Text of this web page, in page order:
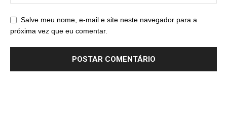
Salve meu nome, e-mail e site neste navegador para a
próxima vez que eu comentar.